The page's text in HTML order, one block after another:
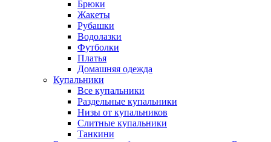
Брюки
Жакеты
Рубашки
Водолазки
Футболки
Платья
Домашняя одежда
Купальники
Все купальники
Раздельные купальники
Низы от купальников
Слитные купальники
Танкини